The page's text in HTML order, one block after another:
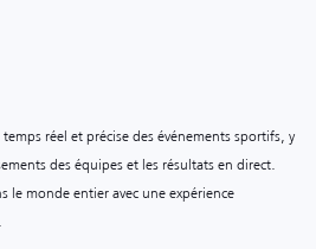
réel et précise des événements sportifs, y
des équipes et les résultats en direct.
le monde entier avec une expérience